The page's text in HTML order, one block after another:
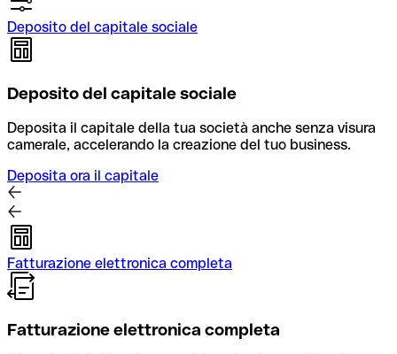
Deposito del capitale sociale
Deposito del capitale sociale
Deposita il capitale della tua società anche senza visura
camerale, accelerando la creazione del tuo business.
Deposita ora il capitale
Fatturazione elettronica completa
Fatturazione elettronica completa